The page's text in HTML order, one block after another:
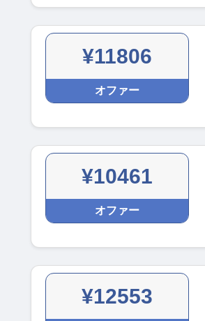
¥11806
オファー
¥10461
オファー
¥12553